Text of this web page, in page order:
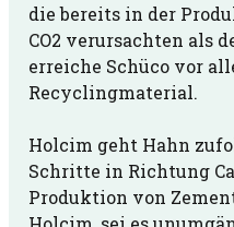
die bereits in der
CO2 verursachten als
erreiche Schüco vor
Recyclingmaterial.
Holcim geht Hahn
Schritte in Richtung
Produktion von